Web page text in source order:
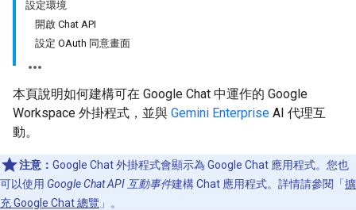
設定環境
開啟 Chat API
設定 OAuth 同意畫面
本頁說明如何建構可在 Google Chat 中運作的 Google
Workspace 外掛程式，並與 Gemini Enterprise AI 代理互
動。
注意： Google Chat 外掛程式會顯示為 Google Chat 應用程式。您也
可以使用 Google Chat API 互動事件建構 Chat 應用程式。詳情請參閱「 擴
充 Google Chat 總覽 」。